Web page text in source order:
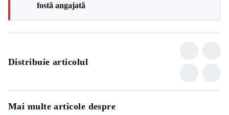
fostă angajată
Distribuie articolul
Mai multe articole despre